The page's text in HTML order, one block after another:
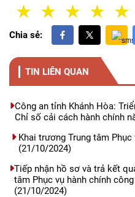
4
3 Sao
2 Sao
1 Sao
Chia sẻ:
TIN LIÊN QUAN
Công an tỉnh Khánh Hòa:
Chỉ số cải cách hành chính
Khai trương Trung tâm
(21/10/2024)
Tiếp nhận hồ sơ và trả kết
tâm Phục vụ hành chính
(21/10/2024)